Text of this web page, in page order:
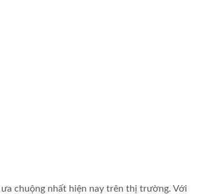
chuộng nhất hiện nay trên thị trường. Với